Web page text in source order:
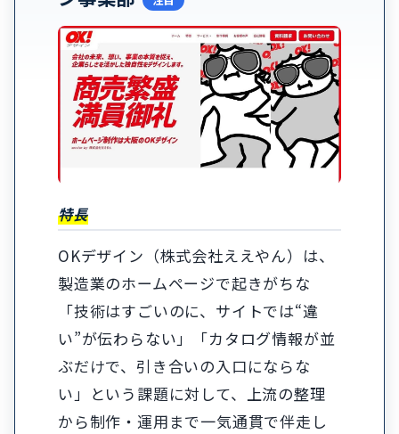
特長
OKデザイン（株式会社ええやん）は、
製造業のホームページで起きがちな
「技術はすごいのに、サイトでは“違
い”が伝わらない」「カタログ情報が並
ぶだけで、引き合いの入口にならな
い」という課題に対して、上流の整理
から制作・運用まで一気通貫で伴走し